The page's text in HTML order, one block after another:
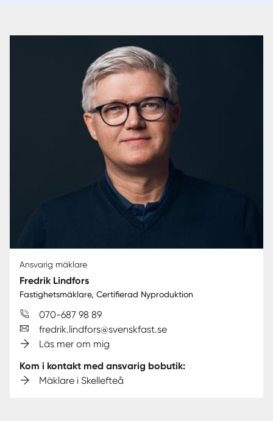
Ansvarig mäklare
Fredrik Lindfors
Fastighetsmäklare, Certifierad Nyproduktion
070-687 98 89
fredrik.lindfors@svenskfast.se
Läs mer om mig
Kom i kontakt med ansvarig bobutik:
Mäklare i Skellefteå